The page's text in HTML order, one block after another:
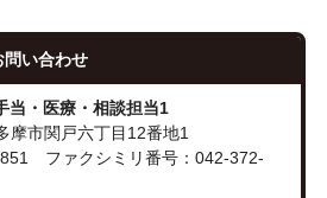
問い合わせ
当・医療・相談担当1
市関戸六丁目12番地1
ファクシミリ番号：042-372-